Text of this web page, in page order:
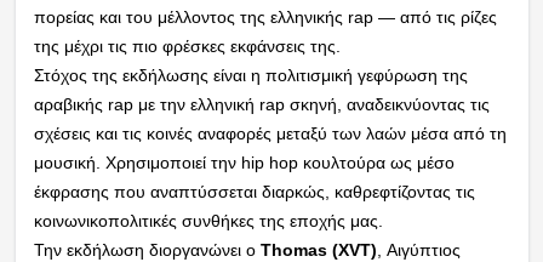
πορείας και του μέλλοντος της ελληνικής rap — από τις ρίζες
της μέχρι τις πιο φρέσκες εκφάνσεις της.
Στόχος της εκδήλωσης είναι η πολιτισμική γεφύρωση της
αραβικής rap με την ελληνική rap σκηνή, αναδεικνύοντας τις
σχέσεις και τις κοινές αναφορές μεταξύ των λαών μέσα από τη
μουσική. Χρησιμοποιεί την hip hop κουλτούρα ως μέσο
έκφρασης που αναπτύσσεται διαρκώς, καθρεφτίζοντας τις
κοινωνικοπολιτικές συνθήκες της εποχής μας.
Την εκδήλωση διοργανώνει ο Thomas (XVT), Αιγύπτιος